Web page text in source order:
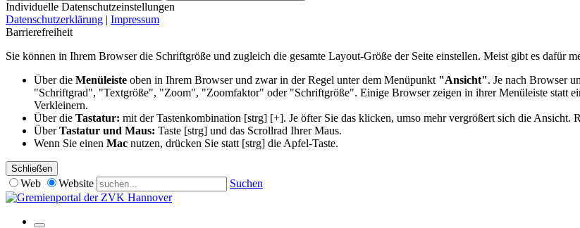
Individuelle Datenschutzeinstellungen
Datenschutzerklärung | Impressum
Barrierefreiheit
Sie können in Ihrem Browser die Schriftgröße und zugleich die gesamte Layout-Größe der Seite einstellen. Meist gibt es dafür
Über die Menüleiste oben in Ihrem Browser und zwar in der Regel unter dem Menüpunkt "Ansicht". Je nach Browser
"Schriftgrad", "Textgröße", "Zoom", "Zoomfaktor" oder "Schriftgröße". Einige Browser zeigen in ihrer Menüleiste statt
Verkleinern.
Über die Tastatur: mit der Tastenkombination [strg] [+]. Je öfter Sie das klicken, umso mehr vergrößert sich die
ÜberTastatur und Maus: Taste [strg] und das Scrollrad Ihrer Maus.
Wenn Sie einen Mac nutzen, drücken Sie statt [strg] die Apfel-Taste.
Schließen
Web Website Suchen